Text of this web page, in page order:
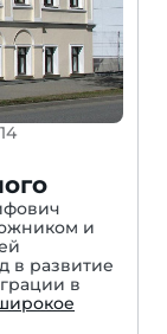
и
в развитие
в